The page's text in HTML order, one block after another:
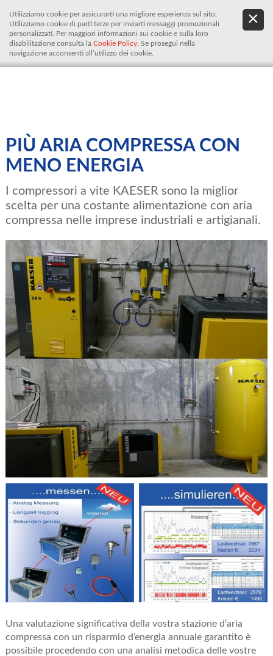
Utilizziamo cookie per assicurarti una migliore esperienza sul sito.
Utilizziamo cookie di parti terze per inviarti messaggi promozionali
personalizzati. Per maggiori informazioni sui cookie e sulla loro
disabilitazione consulta la Cookie Policy . Se prosegui nella
navigazione acconsenti all’utilizzo dei cookie.
De.It
PIÙ ARIA COMPRESSA CON
MENO ENERGIA
I compressori a vite KAESER sono la miglior
scelta per una costante alimentazione con aria
compressa nelle imprese industriali e artigianali.
Una valutazione significativa della vostra stazione d’aria
compressa con un risparmio d’energia annuale garantito è
possibile procedendo con una analisi metodica delle vostre